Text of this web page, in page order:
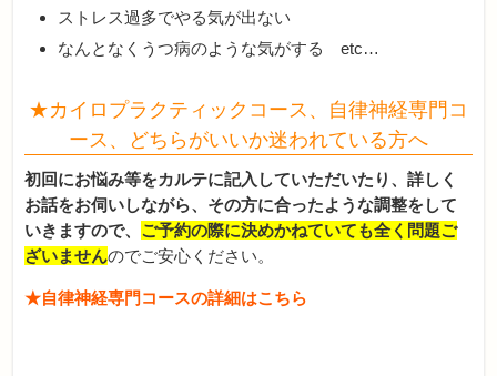
ストレス過多でやる気が出ない
なんとなくうつ病のような気がする etc…
★カイロプラクティックコース、自律神経専門コ
ース、どちらがいいか迷われている方へ
初回にお悩み等をカルテに記入していただいたり、詳しく
お話をお伺いしながら、その方に合ったような調整をして
いきますので、 ご予約の際に決めかねていても全く問題ご
ざいませんのでご安心ください。
★自律神経専門コースの詳細はこちら